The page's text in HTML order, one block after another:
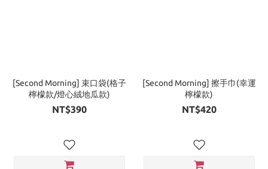
[Second Morning] 束口袋(格子
檸檬款/燈心絨地瓜款)
NT$390
[Second Morning] 擦手巾(幸運
檸檬款)
NT$420